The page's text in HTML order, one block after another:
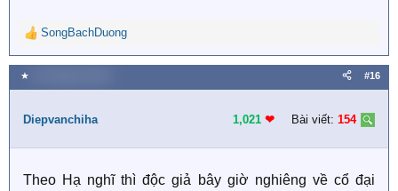
R
e
a
c
i
n
SongBachDuong
★ #16
Diepvanchiha 1,021 ❤︎ Bài viết: 154
Theo Hạ nghĩ thì độc giả bây giờ nghiêng về cổ đại